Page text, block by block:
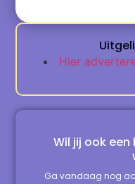
Hier
Wil jij ook
Ga vandaag nog